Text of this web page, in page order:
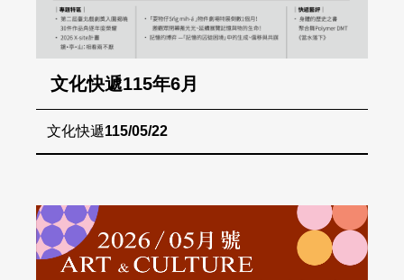
文化快遞115年6月
文化快遞115/05/22